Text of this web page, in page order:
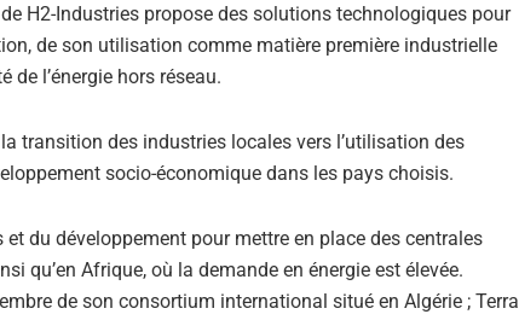
H2-Industries propose des solutions technologiques pour
de son utilisation comme matière première industrielle
l’énergie hors réseau.
transition des industries locales vers l’utilisation des
socio-économique dans les pays choisis.
du développement pour mettre en place des centrales
qu’en Afrique, où la demande en énergie est élevée.
de son consortium international situé en Algérie ; Terra